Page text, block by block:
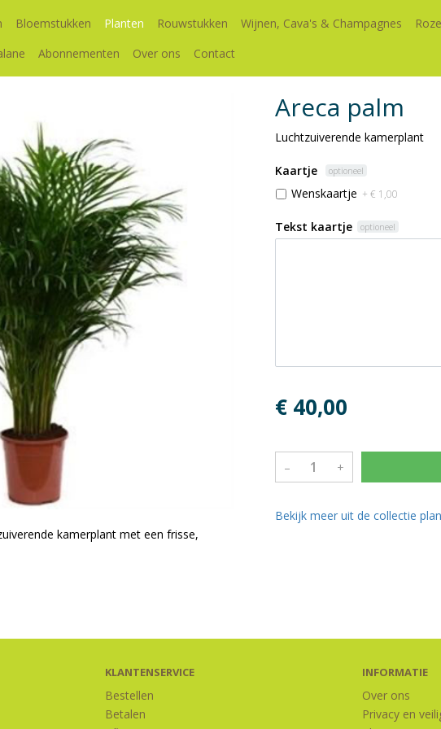
Bloemstukken Planten Rouwstukken Wijnen, Cava's & Champagnes
Abonnementen Over ons Contact
kamerplant met een frisse,
Areca palm
Luchtzuiverende kamerplant
Kaartje optioneel
Wenskaartje + € 1,00
Tekst kaartje optioneel
€ 40,00
– +
Bekijk meer uit de collectie
KLANTENSERVICE
Bestellen
Betalen
INFORMATIE
Over ons
Privacy en